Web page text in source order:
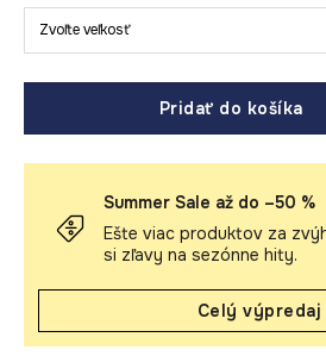
Zvoľte veľkosť
Pridať do košíka
Summer Sale až do –50 %
Ešte viac produktov za
si zľavy na sezónne hity.
Celý výpredaj